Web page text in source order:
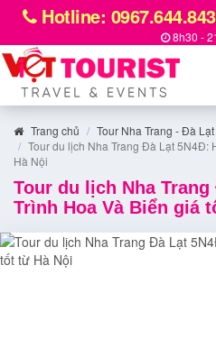
Hotline: 0967.644.843
8h30 -
Trang chủ
Tour Nha Trang - Đà Lạt
Tour du lịch Nha Trang Đà Lạt 5N4Đ:
Hà Nội
Tour du lịch Nha
Trình Hoa Và Biển giá